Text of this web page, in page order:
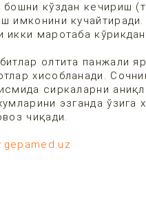
бошни кўздан кечириш
имконини кучайтиради.
икки маротаба кўрикдан
олтита панжали
хисобланади.
сиркаларни
эзганда ўзига
чиқади.